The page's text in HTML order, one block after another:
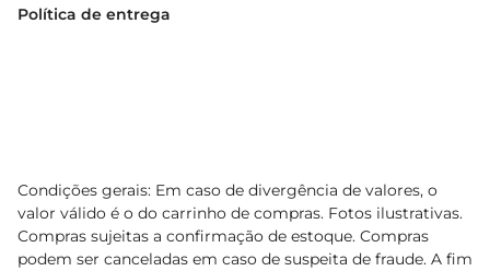
Política de entrega
Condições gerais: Em caso de divergência de valores, o
valor válido é o do carrinho de compras. Fotos ilustrativas.
Compras sujeitas a confirmação de estoque. Compras
podem ser canceladas em caso de suspeita de fraude. A fim